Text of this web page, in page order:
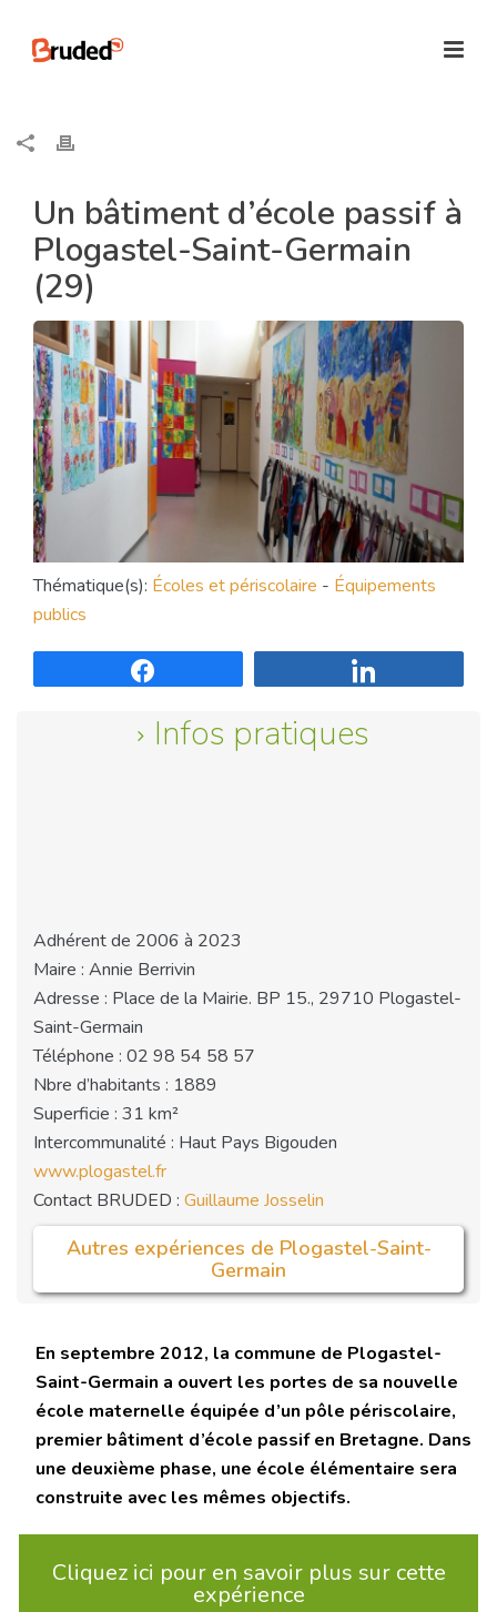
Un bâtiment d’école passif à
Plogastel-Saint-Germain
(29)
Thématique(s): Écoles et périscolaire - Équipements
publics
Infos pratiques
Adhérent de 2006 à 2023
Maire : Annie Berrivin
Adresse : Place de la Mairie. BP 15., 29710 Plogastel-
Saint-Germain
Téléphone : 02 98 54 58 57
Nbre d’habitants : 1889
Superficie : 31 km²
Intercommunalité : Haut Pays Bigouden
www.plogastel.fr
Contact BRUDED : Guillaume Josselin
Autres expériences de Plogastel-Saint-
Germain
En septembre 2012, la commune de Plogastel-
Saint-Germain a ouvert les portes de sa nouvelle
école maternelle équipée d’un pôle périscolaire,
premier bâtiment d’école passif en Bretagne. Dans
une deuxième phase, une école élémentaire sera
construite avec les mêmes objectifs.
Cliquez ici pour en savoir plus sur cette
expérience